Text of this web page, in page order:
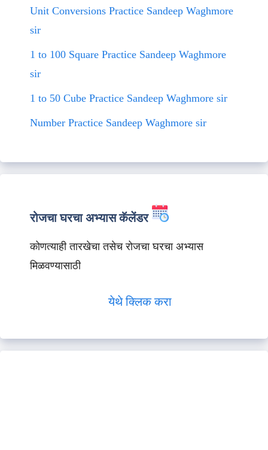
Unit Conversions Practice Sandeep Waghmore
sir
1 to 100 Square Practice Sandeep Waghmore
sir
1 to 50 Cube Practice Sandeep Waghmore sir
Number Practice Sandeep Waghmore sir
रोजचा घरचा अभ्यास कॅलेंडर
कोणत्याही तारखेचा तसेच रोजचा घरचा अभ्यास
मिळवण्यासाठी
येथे क्लिक करा